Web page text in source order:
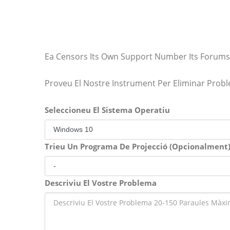
Ea Censors Its Own Support Number Its Forums
Proveu El Nostre Instrument Per Eliminar
Seleccioneu El Sistema Operatiu
Trieu Un Programa De Projecció (Opcionalment)
Descriviu El Vostre Problema